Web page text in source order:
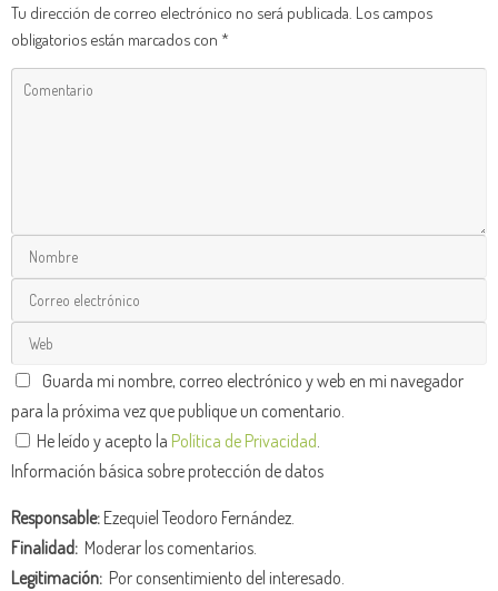
Tu dirección de correo electrónico no será publicada. Los campos
obligatorios están marcados con *
Guarda mi nombre, correo electrónico y web en mi navegador
para la próxima vez que publique un comentario.
He leído y acepto la Política de Privacidad.
Información básica sobre protección de datos
Responsable:Ezequiel Teodoro Fernández.
Finalidad: Moderar los comentarios.
Legitimación: Por consentimiento del interesado.